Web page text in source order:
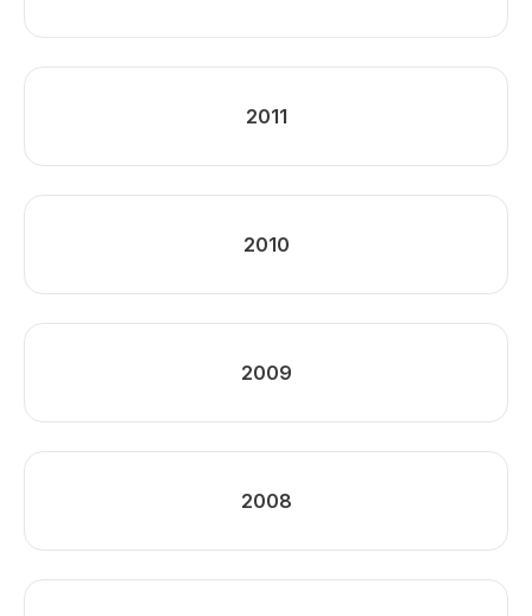
2011
2010
2009
2008